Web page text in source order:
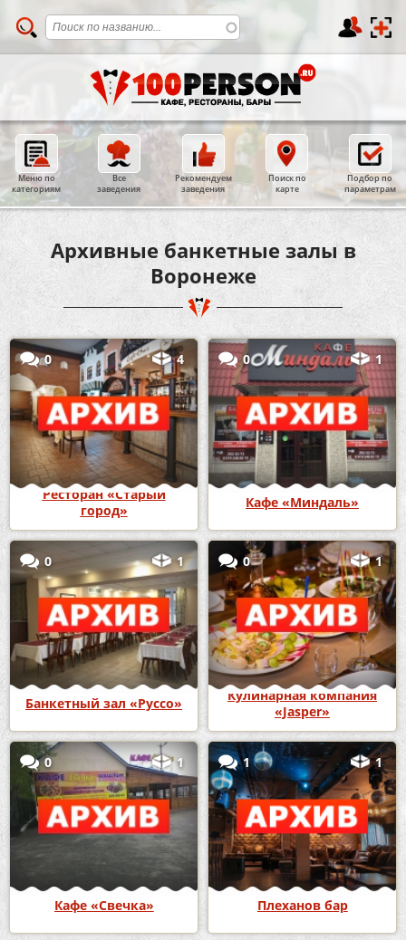
Меню по
категориям
Все
заведения
Рекомендуем
заведения
Поиск по
карте
Подбор по
параметрам
Архивные банкетные залы в
Воронеже
0 4
Ресторан «Старый
город»
0 1
Кафе «Миндаль»
0 1
Банкетный зал «Руссо»
0 1
Кулинарная компания
«Jasper»
0 1
Кафе «Свечка»
1 1
Плеханов бар